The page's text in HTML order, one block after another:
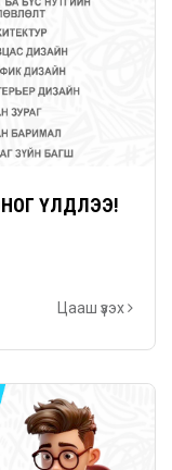
ҮЛДЛЭЭ!
Цааш үзэх